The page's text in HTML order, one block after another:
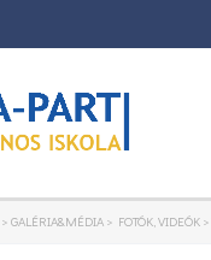
> GALÉRIA&MÉDIA > FOTÓK, VIDEÓK >